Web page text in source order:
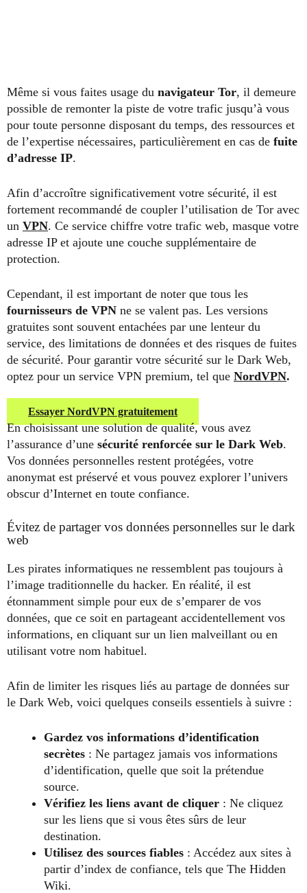
Même si vous faites usage du navigateur Tor, il demeure
possible de remonter la piste de votre trafic jusqu’à vous
pour toute personne disposant du temps, des ressources et
de l’expertise nécessaires, particulièrement en cas de fuite
d’adresse IP.
Afin d’accroître significativement votre sécurité, il est
fortement recommandé de coupler l’utilisation de Tor avec
un VPN. Ce service chiffre votre trafic web, masque votre
adresse IP et ajoute une couche supplémentaire de
protection.
Cependant, il est important de noter que tous les
fournisseurs de VPN ne se valent pas. Les versions
gratuites sont souvent entachées par une lenteur du
service, des limitations de données et des risques de fuites
de sécurité. Pour garantir votre sécurité sur le Dark Web,
optez pour un service VPN premium, tel que NordVPN.
Essayer NordVPN gratuitement
En choisissant une solution de qualité, vous avez
l’assurance d’une sécurité renforcée sur le Dark Web.
Vos données personnelles restent protégées, votre
anonymat est préservé et vous pouvez explorer l’univers
obscur d’Internet en toute confiance.
Évitez de partager vos données personnelles sur le dark
web
Les pirates informatiques ne ressemblent pas toujours à
l’image traditionnelle du hacker. En réalité, il est
étonnamment simple pour eux de s’emparer de vos
données, que ce soit en partageant accidentellement vos
informations, en cliquant sur un lien malveillant ou en
utilisant votre nom habituel.
Afin de limiter les risques liés au partage de données sur
le Dark Web, voici quelques conseils essentiels à suivre :
Gardez vos informations d’identification
secrètes : Ne partagez jamais vos informations
d’identification, quelle que soit la prétendue
source.
Vérifiez les liens avant de cliquer : Ne cliquez
sur les liens que si vous êtes sûrs de leur
destination.
Utilisez des sources fiables : Accédez aux sites à
partir d’index de confiance, tels que The Hidden
Wiki.